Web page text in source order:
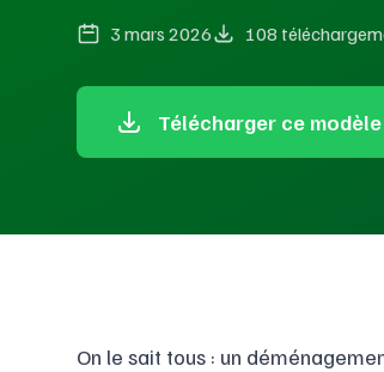
3 mars 2026 108
Télécharger ce
On le sait tous : un